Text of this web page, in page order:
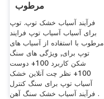
مرطوب
فرآیند آسیاب خشک توپ. توپ
برای آسیاب آسیاب توپ فرایند
مرطوب با استفاده از آسیاب های
توپ برای, ویژگی های سنگ
شکن کاربرد 100+ دوست
100+ نظر چت آنلاین خشک
آسیاب توپ برای سنگ کنترل
فرآیند آسیاب خشک سنگ آهن .